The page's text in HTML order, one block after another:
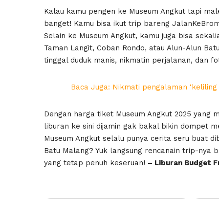
Kalau kamu pengen ke Museum Angkut tapi
banget! Kamu bisa ikut trip bareng
Selain ke Museum Angkut, kamu juga bisa
Taman Langit, Coban Rondo, atau Alun-Alun
tinggal duduk manis, nikmatin perjalanan, dan
Baca Juga: Nikmati pengalaman
Dengan harga tiket Museum Angkut 2025 yang
liburan ke sini dijamin gak bakal bikin dompet
Museum Angkut selalu punya cerita seru buat
Batu Malang? Yuk langsung rencanain trip-
yang tetap penuh keseruan! – Liburan Budget